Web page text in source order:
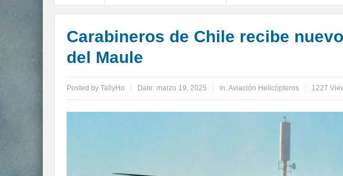
Carabineros de Chile recibe
del Maule
Posted by TallyHo Date: marzo 19, 2025 in:Aviación Helicópteros 1227